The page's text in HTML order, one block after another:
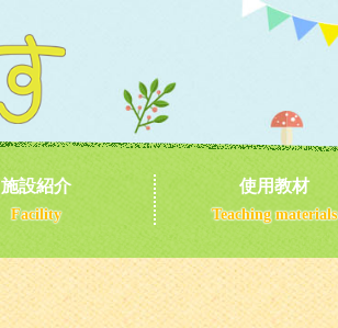
施設紹介
Facility
使用教材
Teaching materials